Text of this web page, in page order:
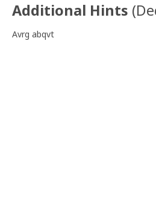
Additional Hints (
Avrg abqvt